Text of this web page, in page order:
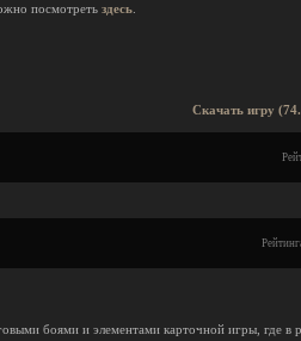
посмотреть здесь
Скачать игру
боями и элементами карточной игры, где в